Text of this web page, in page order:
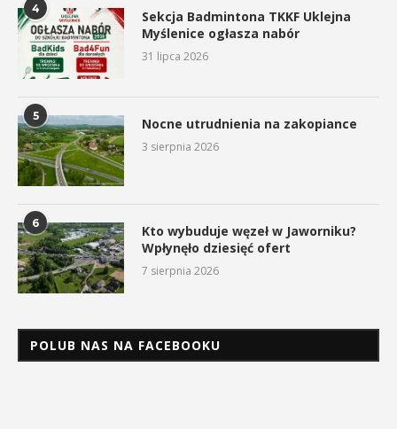
4
Sekcja Badmintona TKKF Uklejna
Myślenice ogłasza nabór
31 lipca 2026
5 Nocne utrudnienia na zakopiance
3 sierpnia 2026
6
Kto wybuduje węzeł w Jaworniku?
Wpłynęło dziesięć ofert
7 sierpnia 2026
POLUB NAS NA FACEBOOKU